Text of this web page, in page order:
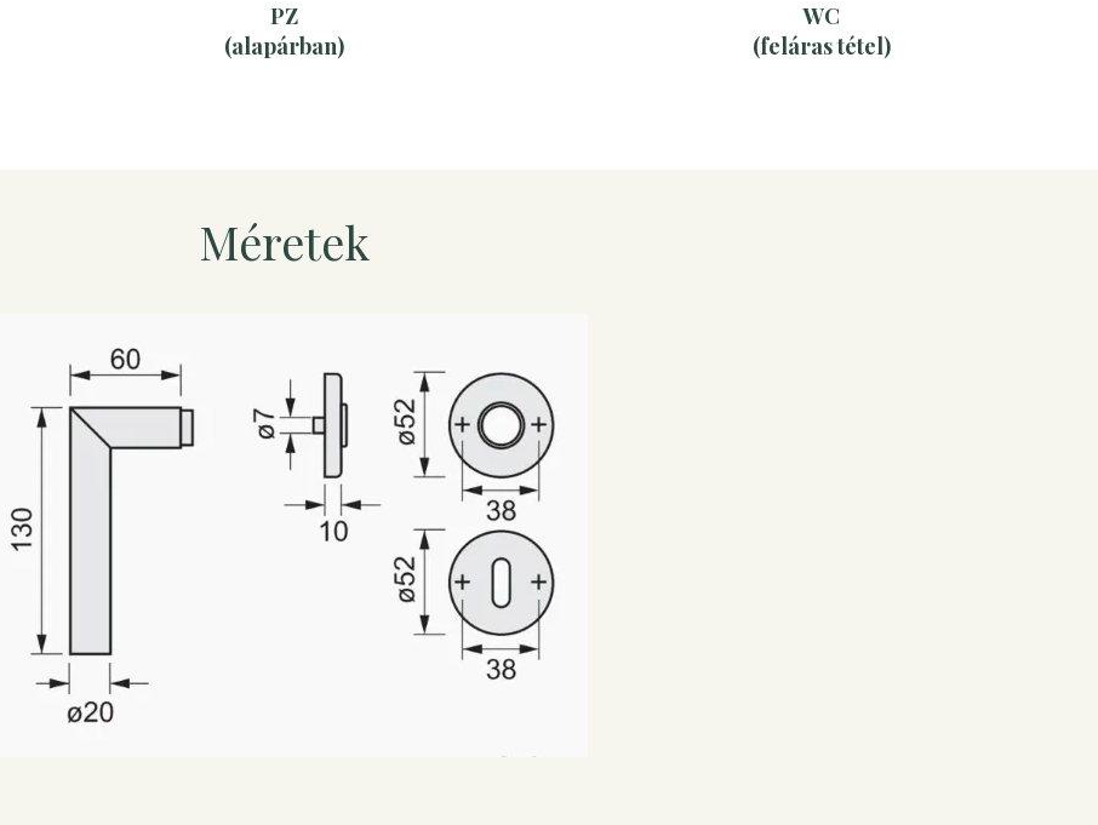
PZ
(alapárban)
WC
(feláras tétel)
Méretek